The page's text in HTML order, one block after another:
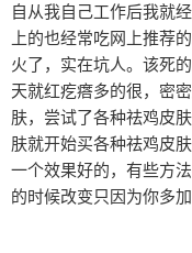
自从我自己工作后我就
上的也经常吃网上推荐
火了，实在坑人。该死
天就红疙瘩多的很，密
肤，尝试了各种祛鸡皮
肤就开始买各种祛鸡皮
一个效果好的，有些方
的时候改变只因为你多